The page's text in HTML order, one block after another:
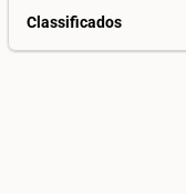
Classificados